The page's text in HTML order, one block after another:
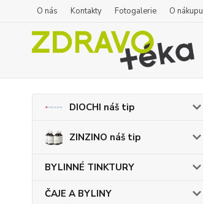
O nás Kontakty Fotogalerie O nákupu
DIOCHI náš tip
ZINZINO náš tip
BYLINNÉ TINKTURY
ČAJE A BYLINY